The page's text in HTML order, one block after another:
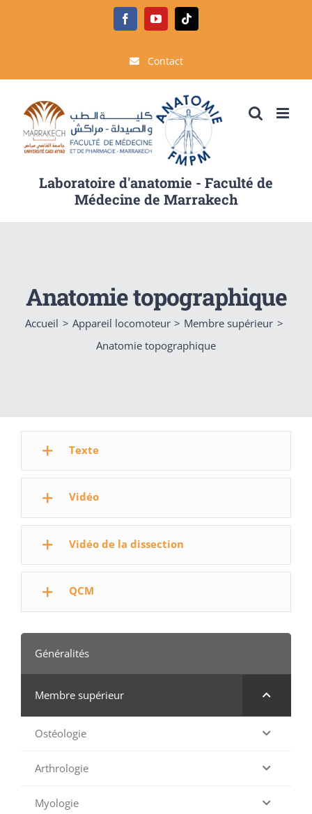
FacebookYouTubeTiktok
Contact
Laboratoire d'anatomie - Faculté de
Médecine de Marrakech
Anatomie topographique
Accueil Appareil locomoteur
Membre supérieur
Anatomie topographique
Texte
Vidéo
Vidéo de la dissection
QCM
Généralités
Membre supérieur
Ostéologie
Arthrologie
Myologie